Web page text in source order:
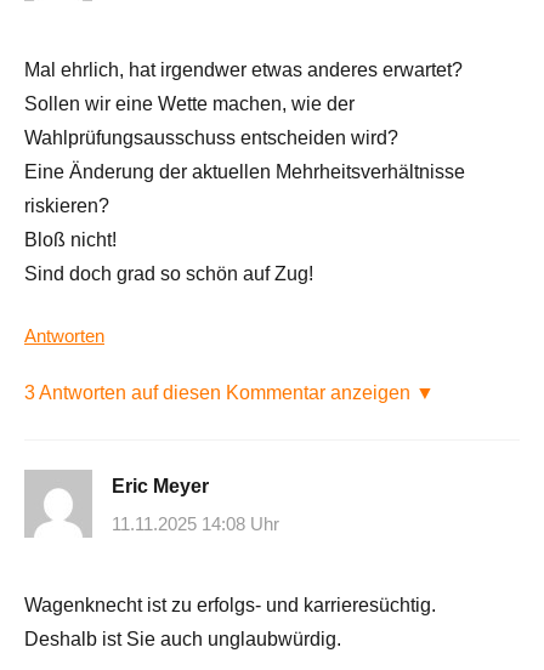
Mal ehrlich, hat irgendwer etwas anderes erwartet?
Sollen wir eine Wette machen, wie der
Wahlprüfungsausschuss entscheiden wird?
Eine Änderung der aktuellen Mehrheitsverhältnisse
riskieren?
Bloß nicht!
Sind doch grad so schön auf Zug!
Antworten
3 Antworten auf diesen Kommentar anzeigen ▼
Eric Meyer
11.11.2025 14:08 Uhr
Wagenknecht ist zu erfolgs- und karrieresüchtig.
Deshalb ist Sie auch unglaubwürdig.